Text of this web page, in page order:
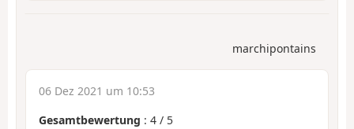
marchipontains
06 Dez 2021 um 10:53
Gesamtbewertung : 4 / 5